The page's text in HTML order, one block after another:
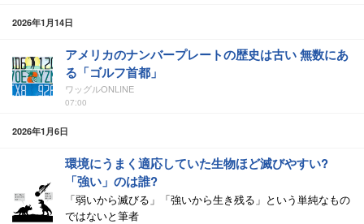
2026年1月14日
アメリカのナンバープレートの歴史は古い 無数にあ
る「ゴルフ首都」
ワッグルONLINE
07:00
2026年1月6日
環境にうまく適応していた生物ほど滅びやすい?
「強い」のは誰?
「弱いから滅びる」「強いから生き残る」という単純なもの
ではないと筆者